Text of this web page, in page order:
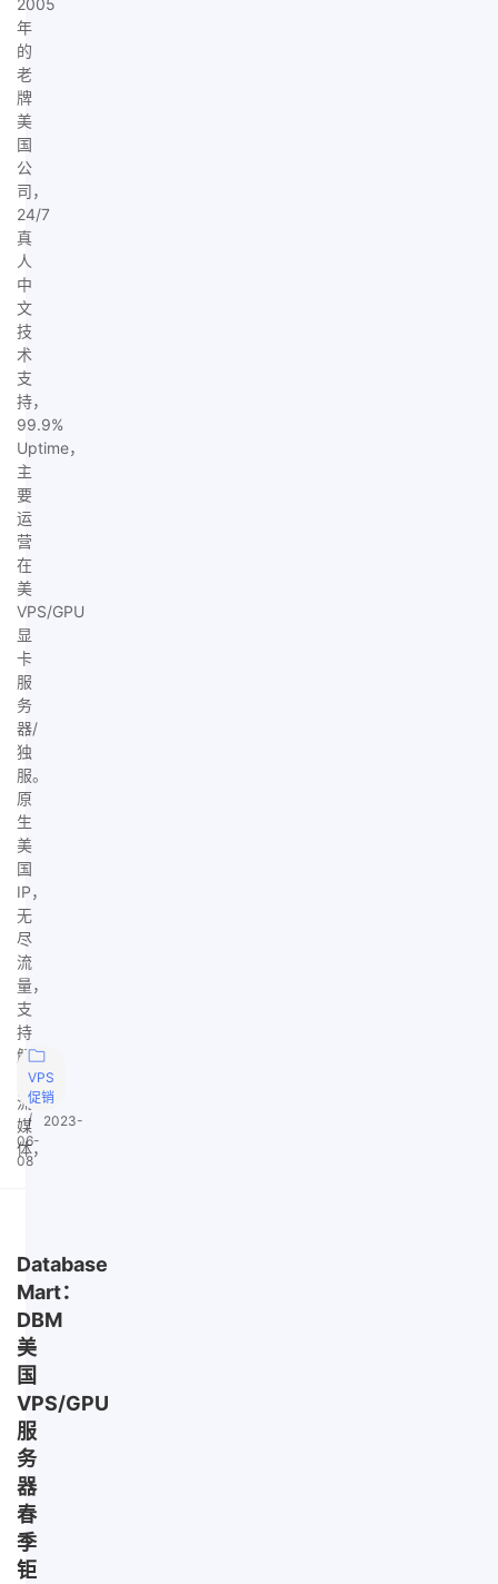
年
的
老
牌
美
国
公
司，
24/7
真
人
中
文
技
术
支
持，
99.9%
Uptime，
主
要
运
营
在
美
VPS/GPU
显
卡
服
务
器/
独
服。
原
生
美
国
IP，
无
尽
流
量，
支
持
解
锁
流
媒
体，
VPS
促销
|
2023-
06-
08
Database
Mart：
DBM
美
国
VPS/GPU
服
务
器
春
季
钜